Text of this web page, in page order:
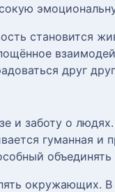
становится
друг
и заботу о
гуманная и
окружающих. В